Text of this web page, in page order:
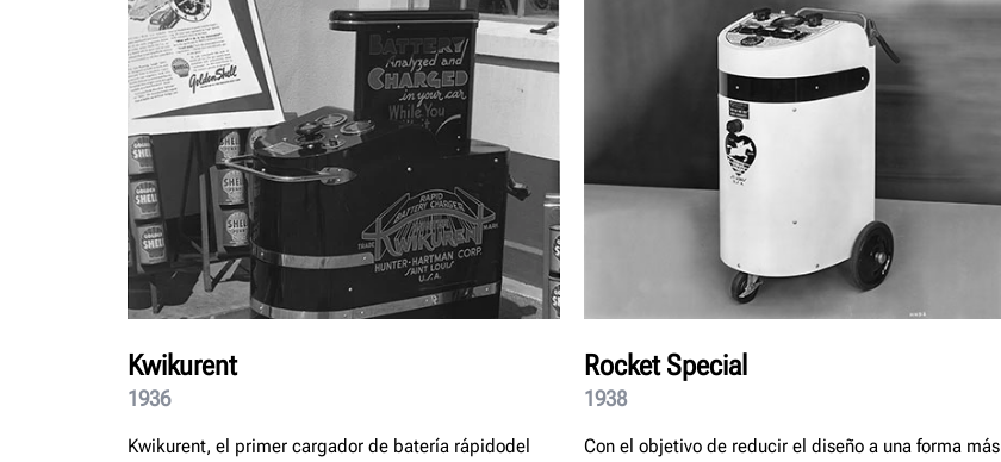
Kwikurent
1936
Kwikurent, el primer cargador de batería rápidodel
Rocket Special
1938
Con el objetivo de reducir el diseño a una forma más